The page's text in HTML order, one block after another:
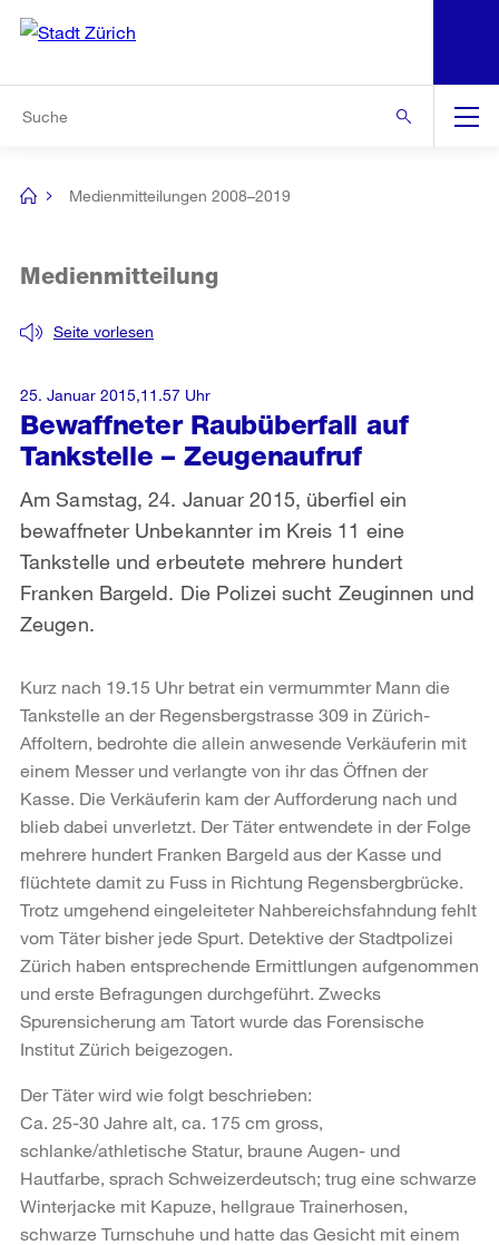
Navigation
[no
Medienmitteilungen 2008–2019
Bewaffneter Raubüberfall auf
Tankstelle – Zeugenaufruf
Seite vorlesen
Medienmitteilung
Am Samstag, 24. Januar 2015, überfiel ein
bewaffneter Unbekannter im Kreis 11 eine
Tankstelle und erbeutete mehrere hundert
Franken Bargeld. Die Polizei sucht Zeuginnen und
Zeugen.
25. Januar 2015,11.57 Uhr
Kurz nach 19.15 Uhr betrat ein vermummter Mann die
Tankstelle an der Regensbergstrasse 309 in Zürich-
Affoltern, bedrohte die allein anwesende Verkäuferin mit
einem Messer und verlangte von ihr das Öffnen der
Kasse. Die Verkäuferin kam der Aufforderung nach und
blieb dabei unverletzt. Der Täter entwendete in der Folge
mehrere hundert Franken Bargeld aus der Kasse und
flüchtete damit zu Fuss in Richtung Regensbergbrücke.
Trotz umgehend eingeleiteter Nahbereichsfahndung fehlt
vom Täter bisher jede Spurt. Detektive der Stadtpolizei
Zürich haben entsprechende Ermittlungen aufgenommen
und erste Befragungen durchgeführt. Zwecks
Spurensicherung am Tatort wurde das Forensische
Institut Zürich beigezogen.
Der Täter wird wie folgt beschrieben:
Ca. 25-30 Jahre alt, ca. 175 cm gross,
schlanke/athletische Statur, braune Augen- und
Hautfarbe, sprach Schweizerdeutsch; trug eine schwarze
Winterjacke mit Kapuze, hellgraue Trainerhosen,
schwarze Turnschuhe und hatte das Gesicht mit einem